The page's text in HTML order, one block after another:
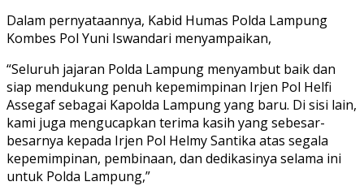
Dalam pernyataannya, Kabid Humas Polda Lampung
Kombes Pol Yuni Iswandari menyampaikan,
“Seluruh jajaran Polda Lampung menyambut baik dan
siap mendukung penuh kepemimpinan Irjen Pol Helfi
Assegaf sebagai Kapolda Lampung yang baru. Di sisi lain,
kami juga mengucapkan terima kasih yang sebesar-
besarnya kepada Irjen Pol Helmy Santika atas segala
kepemimpinan, pembinaan, dan dedikasinya selama ini
untuk Polda Lampung,”